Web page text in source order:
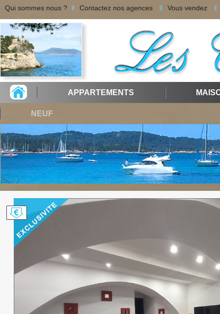
Qui sommes nous ? Contactez nos agences Vous vendez
APPARTEMENTS
NEUF